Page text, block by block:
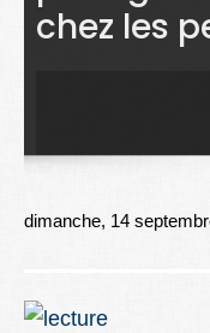
Maladies
Better
chez les
dimanche, 14